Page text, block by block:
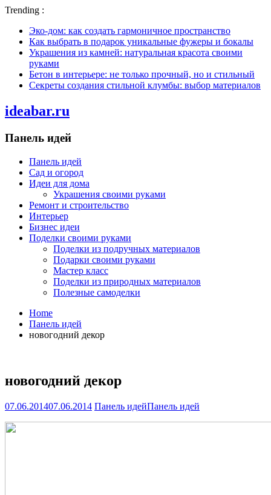
Trending :
Эко-дом: как создать гармоничное пространство
Как выбрать в подарок уникальные фужеры и бокалы
Украшения из камней: натуральная красота своими
руками
Бетон в интерьере: не только прочный, но и стильный
Секреты создания стильной клумбы: выбор материалов
ideabar.ru
Панель идей
Панель идей
Сад и огород
Идеи для дома
Украшения своими руками
Ремонт и строительство
Интерьер
Бизнес идеи
Поделки своими руками
Поделки из подручных материалов
Подарки своими руками
Мастер класс
Поделки из природных материалов
Полезные самоделки
Home
Панель идей
новогодний декор
новогодний декор
07.06.201407.06.2014 Панель идейПанель идей